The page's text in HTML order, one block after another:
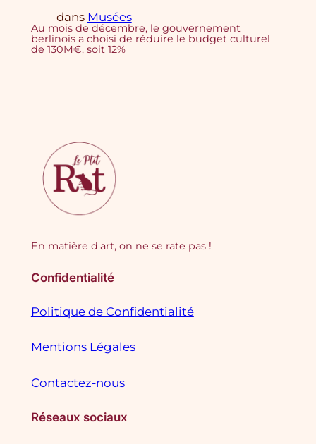
dans Musées
Au mois de décembre, le gouvernement
berlinois a choisi de réduire le budget culturel
de 130M€, soit 12%
En matière d'art, on ne se rate pas !
Confidentialité
Politique de Confidentialité
Mentions Légales
Contactez-nous
Réseaux sociaux